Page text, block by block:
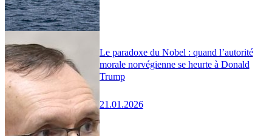
Le paradoxe du Nobel : quand l’autorité
morale norvégienne se heurte à Donald
Trump
21.01.2026